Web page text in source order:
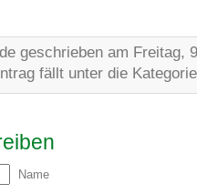
geschrieben am Freitag,
fällt unter die
Name